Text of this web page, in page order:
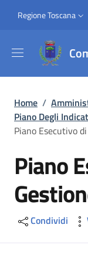
Slim top
Regione Toscana
Briciole
Home /
Piano Degli
Piano Esecutivo
Piano
Condividi